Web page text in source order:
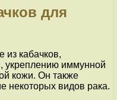
для
из кабачков,
укреплению иммунной
кожи. Он также
некоторых видов рака.